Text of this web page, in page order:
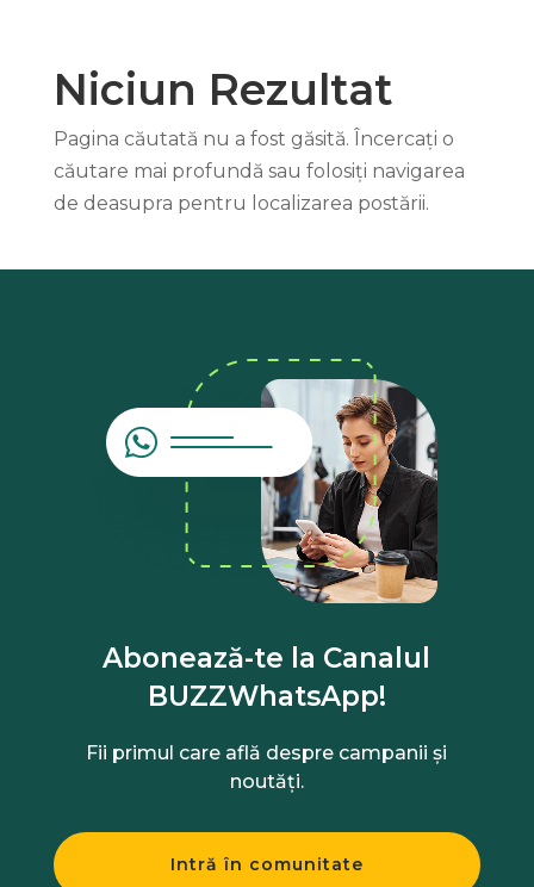
Niciun Rezultat
Pagina căutată nu a fost găsită. Încercați o
căutare mai profundă sau folosiți navigarea
de deasupra pentru localizarea postării.
Abonează-te la Canalul
BUZZWhatsApp!
Fii primul care află despre campanii și
noutăți.
Intră în comunitate